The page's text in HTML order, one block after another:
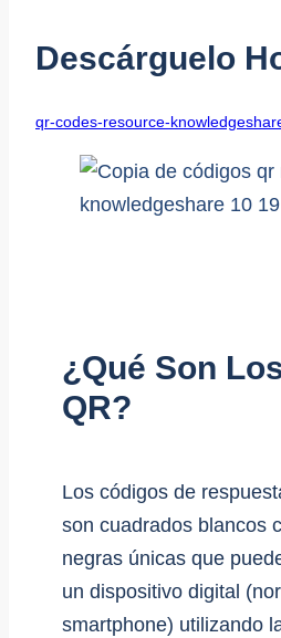
Descárguelo
qr-codes-resource-
¿Qué Son
QR?
Los códigos de
son cuadrados blancos
negras únicas que
un dispositivo digital
smartphone) utilizando